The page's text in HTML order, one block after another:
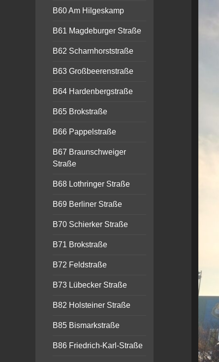
B60 Am Hilgeskamp
B61 Magdeburger Straße
B62 Scharnhorststraße
B63 Großbeerenstraße
B64 Hardenbergstraße
B65 Brokstraße
B66 Pappelstraße
B67 Braunschweiger
Straße
B68 Lothringer Straße
B69 Berliner Straße
B70 Schierker Straße
B71 Brokstraße
B72 Feldstraße
B73 Lübecker Straße
B82 Holsteiner Straße
B85 Bismarkstraße
B86 Friedrich-Karl-Straße